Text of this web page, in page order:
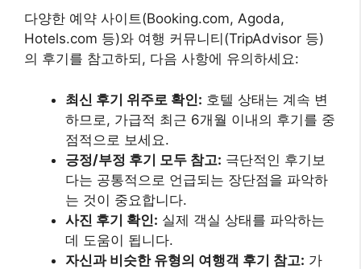
다양한 예약 사이트(Booking.com, Agoda,
Hotels.com 등)와 여행 커뮤니티(TripAdvisor 등)
의 후기를 참고하되, 다음 사항에 유의하세요:
최신 후기 위주로 확인: 호텔 상태는 계속 변
하므로, 가급적 최근 6개월 이내의 후기를 중
점적으로 보세요.
긍정/부정 후기 모두 참고: 극단적인 후기보
다는 공통적으로 언급되는 장단점을 파악하
는 것이 중요합니다.
사진 후기 확인: 실제 객실 상태를 파악하는
데 도움이 됩니다.
자신과 비슷한 유형의 여행객 후기 참고: 가